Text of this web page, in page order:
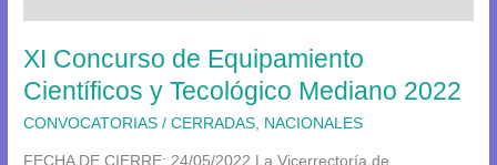
XI Concurso de Equipamiento
Científicos y Tecológico Mediano 2022
CONVOCATORIAS /CERRADAS NACIONALES
FECHA DE CIERRE: 24/05/2022 La Vicerrectoría de
Mediano
2022